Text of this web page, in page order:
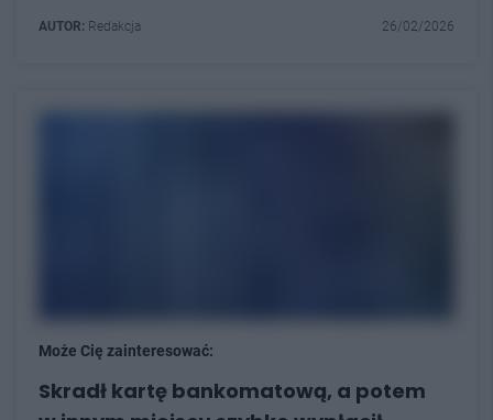
AUTOR: Redakcja 26/02/2026
Może Cię zainteresować:
Skradł kartę bankomatową, a potem